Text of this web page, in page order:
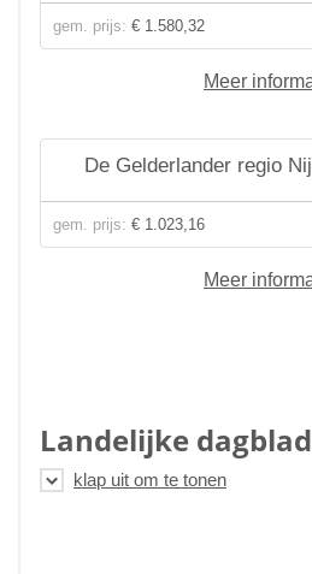
gem. prijs: € 1.580,32
Meer
De Gelderlander regio
gem. prijs: € 1.023,16
Meer
Landelijke